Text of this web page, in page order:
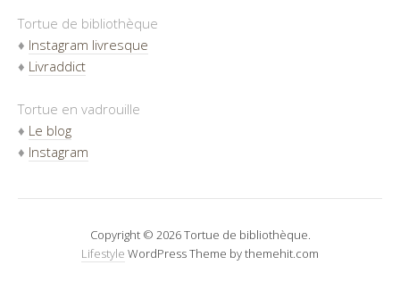
Tortue de bibliothèque
♦ Instagram livresque
♦ Livraddict
Tortue en vadrouille
♦ Le blog
♦ Instagram
Copyright © 2026 Tortue de bibliothèque.
Lifestyle WordPress Theme by themehit.com